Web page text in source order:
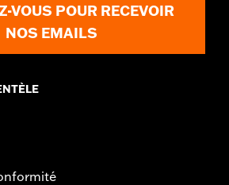
VOUS POUR RECEVOIR
NOS EMAILS